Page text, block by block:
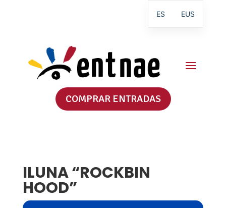
COMPRAR ENTRADAS
ILUNA “ROCKBIN
HOOD”
ES EUS